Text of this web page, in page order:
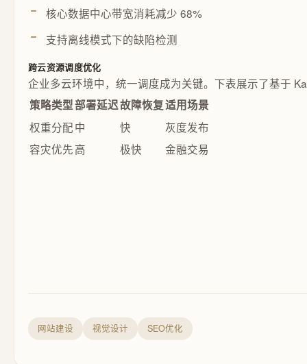
核心数据中心带宽消耗减少 68%
支持离线模式下的缺陷检测
跨云资源调度优化
企业多云环境中，统一调度成为关键。下表展示了基于
策略类型部署延迟故障恢复适用场景
权重分配中 快
灰度发布
容灾优先高 极快 金融交易
网站建设 视觉设计 SEO优化